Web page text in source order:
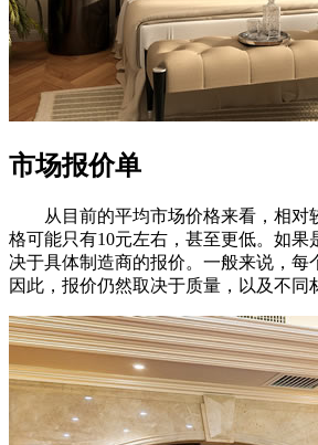
市场报价单
从目前的平均市场价格来看，相对
格可能只有10元左右，甚至更低。如果
决于具体制造商的报价。一般来说，每
因此，报价仍然取决于质量，以及不同